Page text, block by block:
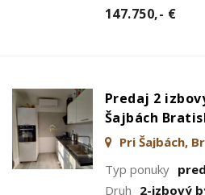
147.750,- €
Predaj 2
Šajbách
Pri Šajbách,
Typ ponuky
Druh 2-izbový